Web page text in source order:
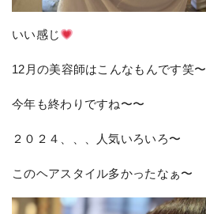
いい感じ
12月の美容師はこんなもんです笑〜
今年も終わりですね〜〜
２０２４、、、人気いろいろ〜
このヘアスタイル多かったなぁ〜